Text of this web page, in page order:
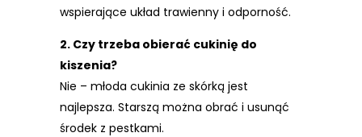
wspierające układ trawienny i odporność.
2. Czy trzeba obierać cukinię do
kiszenia?
Nie – młoda cukinia ze skórką jest
najlepsza. Starszą można obrać i usunąć
środek z pestkami.